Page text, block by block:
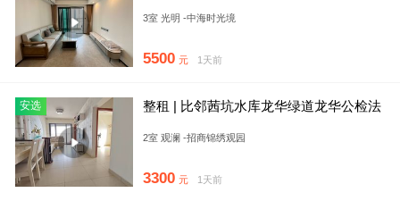
3室 光明 -中海时光境
5500 元 1天前
安选
整租 | 比邻茜坑水库龙华绿道龙华公检法
2室 观澜 -招商锦绣观园
3300 元 1天前